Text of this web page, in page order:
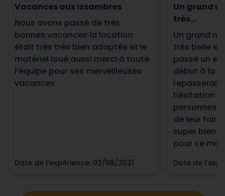
Vacances aux Issambres
Nous avons passé de très
bonnes vacances la location
était très très bien adaptée et le
matériel loué aussi merci à toute
l’équipe pour ses merveilleuses
vacances
Date de l'expérience: 02/08/2021
Un grand
très...
Un grand
très belle
passé un
début à la
repasserai
hésitation
personnes
de leur
super bien
pour ce
Date de